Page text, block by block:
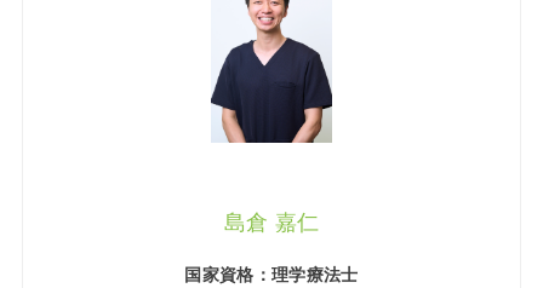
島倉 嘉仁
国家資格：理学療法士